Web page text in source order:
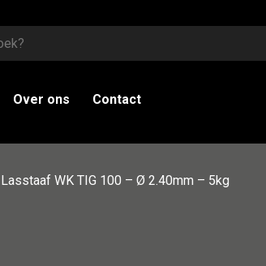
Over ons Contact
Lasstaaf WK TIG 100 – Ø 2.40mm – 5kg